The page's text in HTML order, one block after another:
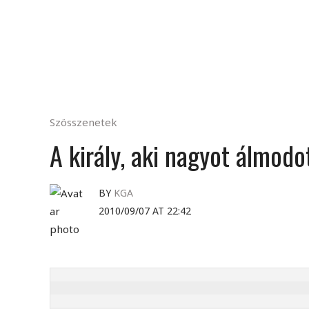
Szösszenetek
A király, aki nagyot
BY KGA
2010/09/07 AT 22:42